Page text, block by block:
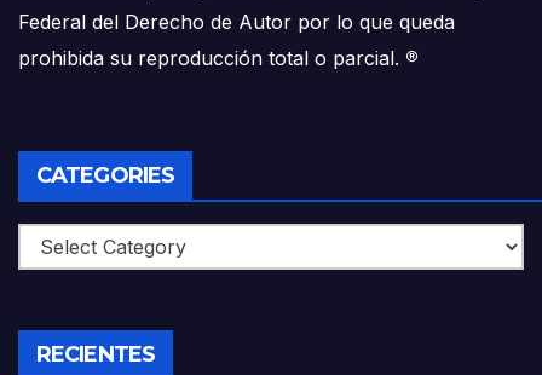
Federal del Derecho de Autor por lo que queda
prohibida su reproducción total o parcial. ®
CATEGORIES
Categories
RECIENTES